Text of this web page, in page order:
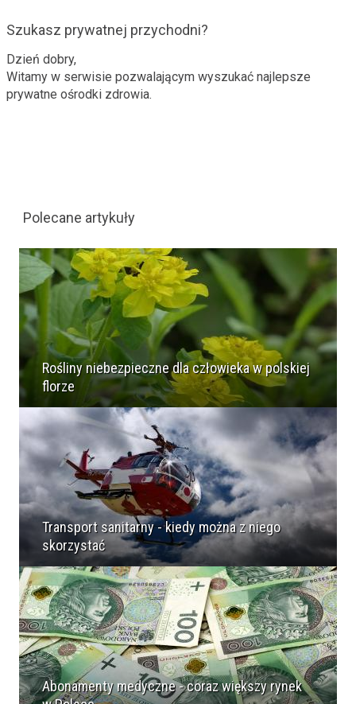
Szukasz prywatnej przychodni?
Dzień dobry,
Witamy w serwisie pozwalającym wyszukać najlepsze
prywatne ośrodki zdrowia.
Polecane artykuły
Rośliny niebezpieczne dla człowieka w polskiej
florze
Transport sanitarny - kiedy można z niego
skorzystać
Abonamenty medyczne - coraz większy rynek